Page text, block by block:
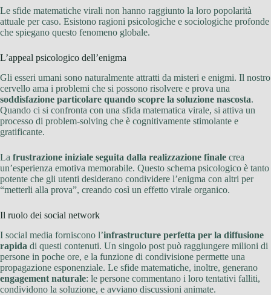
Le sfide matematiche virali non hanno raggiunto la loro popolarità
attuale per caso. Esistono ragioni psicologiche e sociologiche profonde
che spiegano questo fenomeno globale.
L’appeal psicologico dell’enigma
Gli esseri umani sono naturalmente attratti da misteri e enigmi. Il nostro
cervello ama i problemi che si possono risolvere e prova una
soddisfazione particolare quando scopre la soluzione nascosta.
Quando ci si confronta con una sfida matematica virale, si attiva un
processo di problem-solving che è cognitivamente stimolante e
gratificante.
La frustrazione iniziale seguita dalla realizzazione finale crea
un’esperienza emotiva memorabile. Questo schema psicologico è tanto
potente che gli utenti desiderano condividere l’enigma con altri per
“metterli alla prova”, creando così un effetto virale organico.
Il ruolo dei social network
I social media forniscono l’infrastructure perfetta per la diffusione
rapida di questi contenuti. Un singolo post può raggiungere milioni di
persone in poche ore, e la funzione di condivisione permette una
propagazione esponenziale. Le sfide matematiche, inoltre, generano
engagement naturale: le persone commentano i loro tentativi falliti,
condividono la soluzione, e avviano discussioni animate.